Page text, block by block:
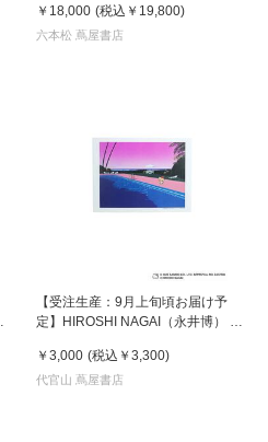
￥18,000 (税込 ￥19,800)
六本松 蔦屋書店
【受注生産：9月上旬頃お届け予
定】HIROSHI NAGAI（永井博） ×
スター / KTHN-PT Untitled 5
￥3,000 (税込 ￥3,300)
代官山 蔦屋書店